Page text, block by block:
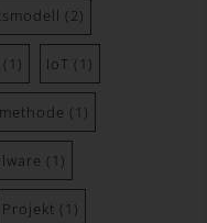
(2)
(1) IoT (1)
(1)
(1)
Projekt (1)
Person
Fall in informierter
abgegebene
Erklärung oder
Person zu
Verarbeitung der